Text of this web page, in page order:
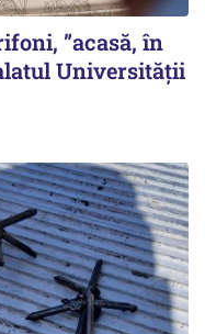
”acasă, în
Universității